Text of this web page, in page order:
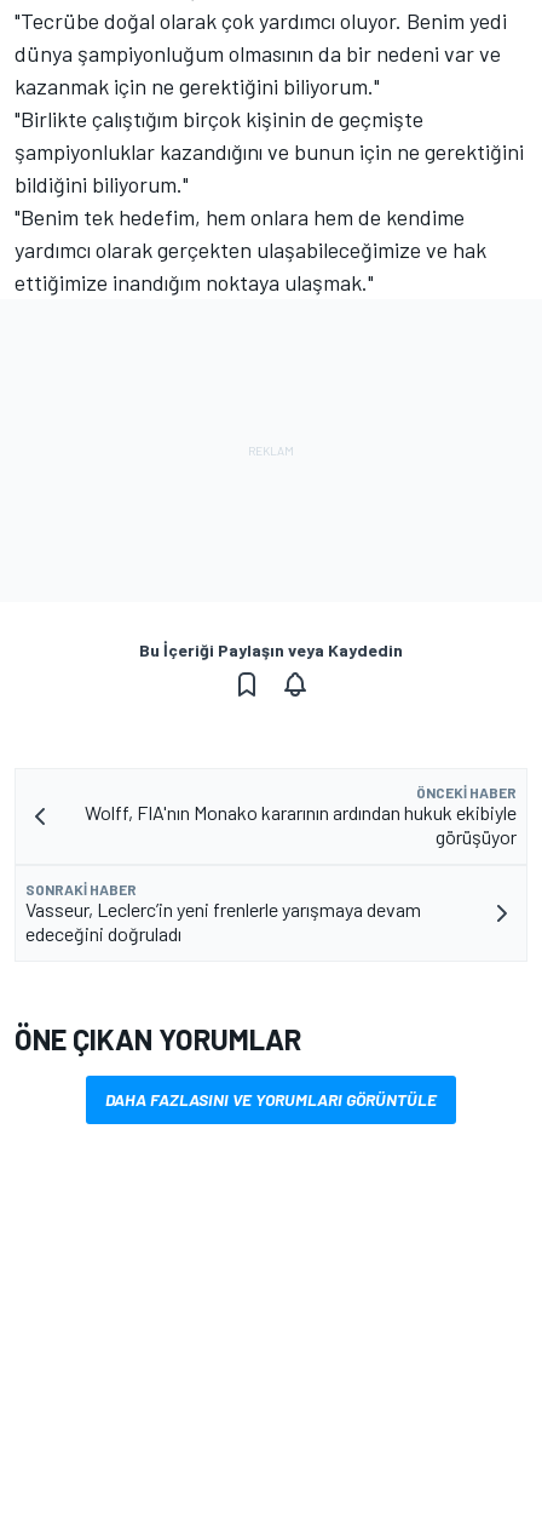
"Tecrübe doğal olarak çok yardımcı oluyor. Benim yedi
dünya şampiyonluğum olmasının da bir nedeni var ve
kazanmak için ne gerektiğini biliyorum."
"Birlikte çalıştığım birçok kişinin de geçmişte
şampiyonluklar kazandığını ve bunun için ne gerektiğini
bildiğini biliyorum."
"Benim tek hedefim, hem onlara hem de kendime
yardımcı olarak gerçekten ulaşabileceğimize ve hak
ettiğimize inandığım noktaya ulaşmak."
Bu İçeriği Paylaşın veya Kaydedin
ÖNCEKI HABER
Wolff, FIA'nın Monako kararının ardından hukuk ekibiyle
görüşüyor
SONRAKI HABER
Vasseur, Leclerc’in yeni frenlerle yarışmaya devam
edeceğini doğruladı
ÖNE ÇIKAN YORUMLAR
DAHA FAZLASINI VE YORUMLARI GÖRÜNTÜLE